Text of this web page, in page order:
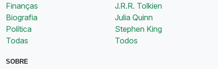
Finanças
Biografia
Política
Todas
J.R.R. Tolkien
Julia Quinn
Stephen King
Todos
SOBRE